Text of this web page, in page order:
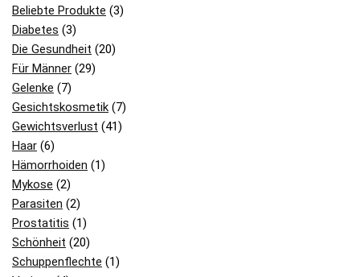
Beliebte Produkte (3)
Diabetes (3)
Die Gesundheit (20)
Für Männer (29)
Gelenke (7)
Gesichtskosmetik (7)
Gewichtsverlust (41)
Haar (6)
Hämorrhoiden (1)
Mykose (2)
Parasiten (2)
Prostatitis (1)
Schönheit (20)
Schuppenflechte (1)